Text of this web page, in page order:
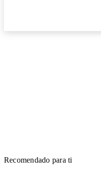
Recomendado para ti